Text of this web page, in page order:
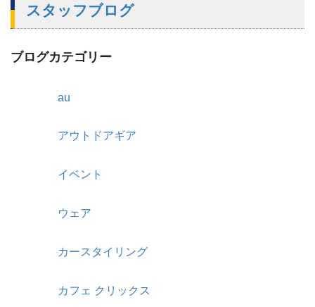
スタッフブログ
ブログカテゴリー
au
アウトドアギア
イベント
ウェア
カースタイリング
カフェ クリックス